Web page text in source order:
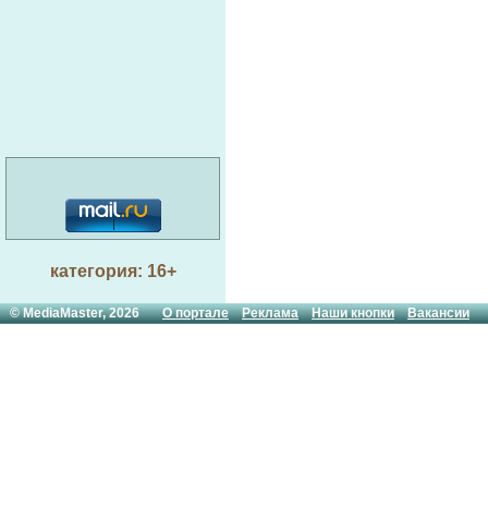
категория: 16+
© MediaMaster, 2026О портале Реклама Наши кнопки Вакансии